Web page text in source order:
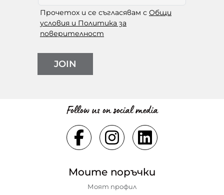
Прочетох и се съгласявам с Общи
условия и Политика за
поверителност
JOIN
Follow us on social media
Моите поръчки
Моят профил